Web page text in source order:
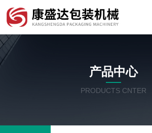
产品中心
PRODUCTS CNTER